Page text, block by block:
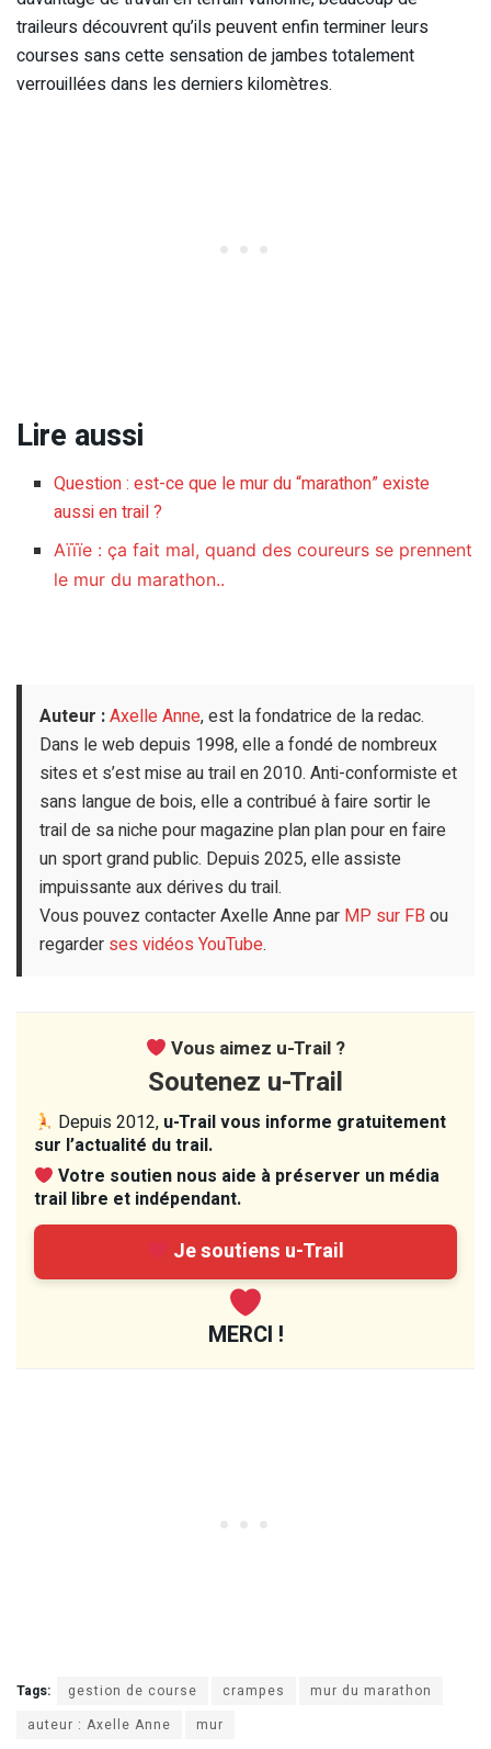
traileurs découvrent qu’ils peuvent enfin terminer leurs
courses sans cette sensation de jambes totalement
verrouillées dans les derniers kilomètres.
Lire aussi
Question : est-ce que le mur du “marathon” existe
aussi en trail ?
Aïïïe : ça fait mal, quand des coureurs se prennent
le mur du marathon..
Auteur :Axelle Anne, est la fondatrice de la redac.
Dans le web depuis 1998, elle a fondé de nombreux
sites et s’est mise au trail en 2010. Anti-conformiste et
sans langue de bois, elle a contribué à faire sortir le
trail de sa niche pour magazine plan plan pour en faire
un sport grand public. Depuis 2025, elle assiste
impuissante aux dérives du trail.
Vous pouvez contacter Axelle Anne par MP sur FB ou
regarder ses vidéos YouTube.
Vous aimez u-Trail ?
Soutenez u-Trail
Depuis 2012, u-Trail vous informe gratuitement
sur l’actualité du trail.
Votre soutien nous aide à préserver un média
trail libre et indépendant.
Je soutiens u-Trail
MERCI !
Tags: gestion de course crampes
mur du marathon
auteur : Axelle Anne
mur